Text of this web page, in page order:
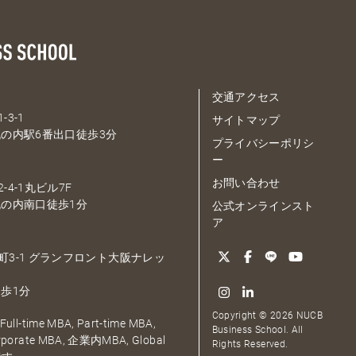
3-1
内駅6番出口徒歩3分
4-1丸ビル7F
内南口徒歩1分
3-1 グランフロント大阪ナレッ
1分
time MBA, Part-time MBA,
MBA, 企業内MBA, Global
交通アクセス
サイトマップ
プライバシーポリシ
ー
お問い合わせ
公式オンラインスト
ア
Copyright © 2026 NUCB
Business School. All
Rights Reserved.